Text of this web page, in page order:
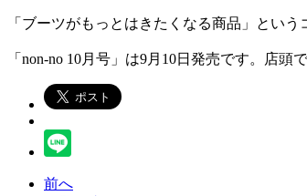
「ブーツがもっとはきたくなる商品」とい
「non-no 10月号」は9月10日発売です。店
前へ